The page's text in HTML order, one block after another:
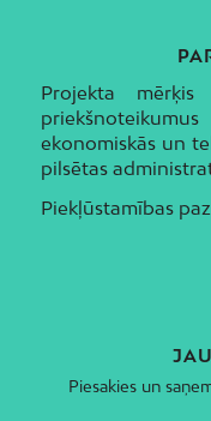
Projekta
ekonomiskās un
pilsētas
Piekļūstamības
Piesakies un